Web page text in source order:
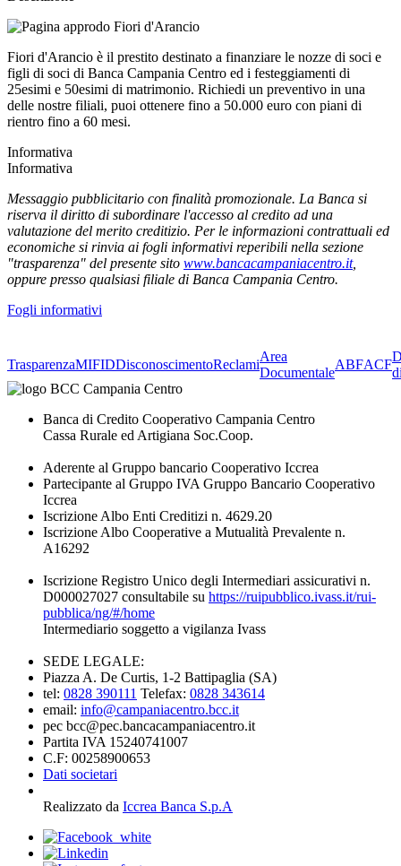
Fiori d'Arancio è il prestito destinato a finanziare le nozze di soci e
figli di soci di Banca Campania Centro ed i festeggiamenti di
25esimi e 50esimi di matrimonio. Richiedi un preventivo in una
delle nostre filiali, puoi ottenere fino a 50.000 euro con piani di
rientro fino a 60 mesi.
Informativa
Informativa
Messaggio pubblicitario con finalità promozionale. La Banca si
riserva il diritto di subordinare l'accesso al credito ad una
valutazione del merito creditizio. Per le informazioni contrattuali ed
economiche si rinvia ai fogli informativi reperibili nella sezione
"trasparenza" del presente sito www.bancacampaniacentro.it,
oppure presso qualsiasi filiale di Banca Campania Centro.
Fogli informativi
TrasparenzaMIFIDDisconoscimentoReclami
Area
Documentale
ABFACF
Banca di Credito Cooperativo Campania Centro
Cassa Rurale ed Artigiana Soc.Coop.
Aderente al Gruppo bancario Cooperativo Iccrea
Partecipante al Gruppo IVA Gruppo Bancario Cooperativo
Iccrea
Iscrizione Albo Enti Creditizi n. 4629.20
Iscrizione Albo Cooperative a Mutualità Prevalente n.
A16292
Iscrizione Registro Unico degli Intermediari assicurativi n.
D000027027 consultabile su https://ruipubblico.ivass.it/rui-
pubblica/ng/#/home
Intermediario soggetto a vigilanza Ivass
SEDE LEGALE:
Piazza A. De Curtis, 1-2 Battipaglia (SA)
tel: 0828 390111 Telefax: 0828 343614
email: info@campaniacentro.bcc.it
pec bcc@pec.bancacampaniacentro.it
Partita IVA 15240741007
C.F: 00258900653
Dati societari
Realizzato da Iccrea Banca S.p.A